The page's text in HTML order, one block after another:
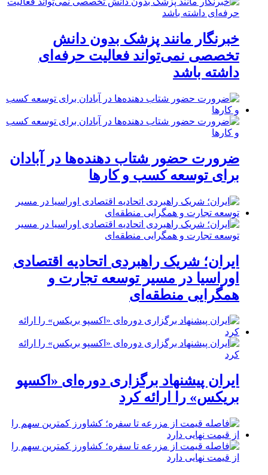
خبرنگار مانند پزشک بدون دانش
تخصصی نمی‌تواند فعالیت حرفه‌ای
داشته باشد
ضرورت حضور شتاب ‌دهنده‌ها در آبادان
برای توسعه کسب‌ و کارها
ایران؛ شریک راهبردی اتحادیه اقتصادی
اوراسیا در مسیر توسعه تجارت و
همگرایی منطقه‌ای
ایران پیشنهاد برگزاری دوره‌ای «اکسپو
بریکس» را ارائه کرد